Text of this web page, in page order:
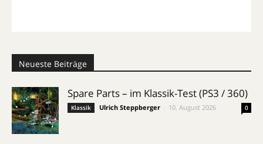
Neueste Beiträge
Spare Parts – im Klassik-Test (PS3 / 360)
Klassik Ulrich Steppberger 10. August 2026 0